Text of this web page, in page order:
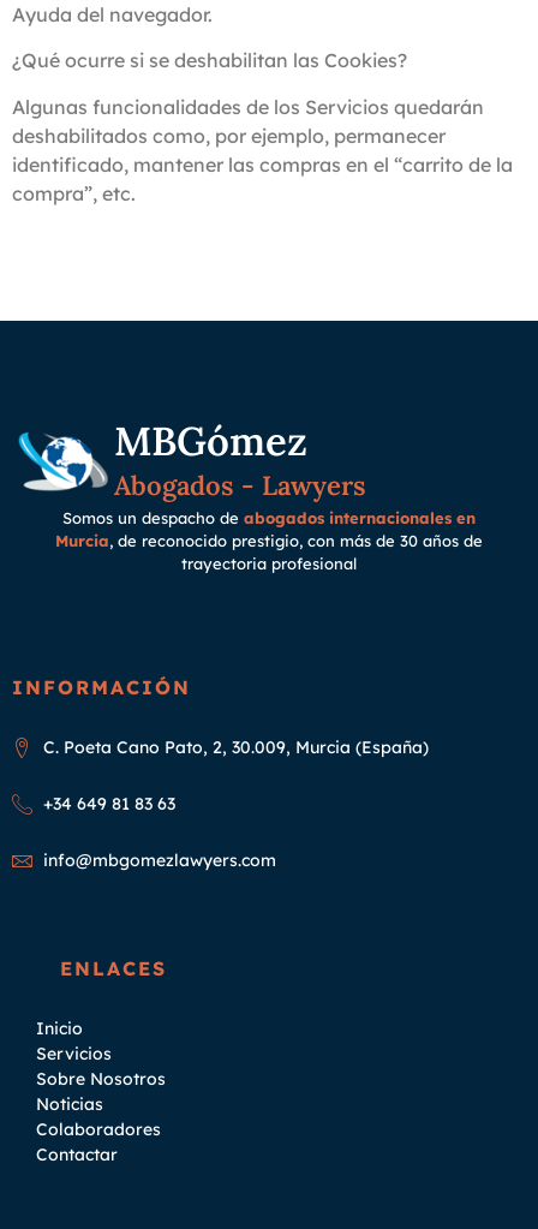
Ayuda del navegador.
¿Qué ocurre si se deshabilitan las Cookies?
Algunas funcionalidades de los Servicios quedarán
deshabilitados como, por ejemplo, permanecer
identificado, mantener las compras en el “carrito de la
compra”, etc.
MBGómez
Abogados - Lawyers
Somos un despacho de abogados internacionales en
Murcia, de reconocido prestigio, con más de 30 años de
trayectoria profesional
INFORMACIÓN
C. Poeta Cano Pato, 2, 30.009, Murcia (España)
+34 649 81 83 63
info@mbgomezlawyers.com
ENLACES
Inicio
Servicios
Sobre Nosotros
Noticias
Colaboradores
Contactar